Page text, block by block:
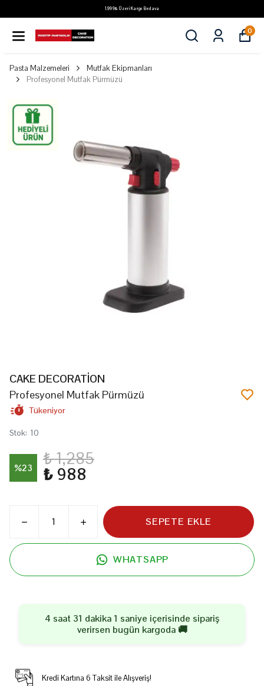
1.999₺ Üzeri Kargo Bedava
0
Pasta Malzemeleri
Mutfak Ekipmanları
Profesyonel Mutfak Pürmüzü
CAKE DECORATİON
Profesyonel Mutfak Pürmüzü
Tükeniyor
Stok: 10
%23 ₺ 1,285
₺ 988
SEPETE EKLE
WHATSAPP
4 saat 31 dakika 1 saniye içerisinde sipariş
verirsen bugün kargoda 🚚
Kredi Kartına 6 Taksit ile Alışveriş!